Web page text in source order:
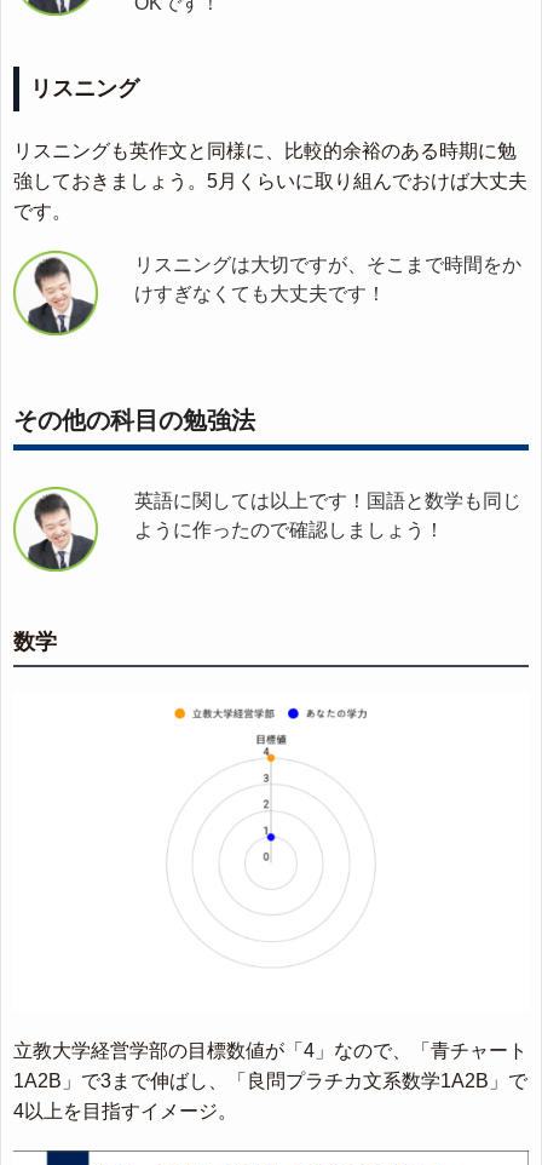
リスニング
リスニングも英作文と同様に、比較的余裕のある時期に勉
強しておきましょう。5月くらいに取り組んでおけば大丈夫
です。
リスニングは大切ですが、そこまで時間をか
けすぎなくても大丈夫です！
その他の科目の勉強法
英語に関しては以上です！国語と数学も同じ
ように作ったので確認しましょう！
数学
立教大学経営学部の目標数値が「4」なので、「青チャート
1A2B」で3まで伸ばし、「良問プラチカ文系数学1A2B」で
4以上を目指すイメージ。